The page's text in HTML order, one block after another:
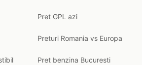
Pret GPL azi
Preturi Romania vs Europa
Pret benzina Bucuresti